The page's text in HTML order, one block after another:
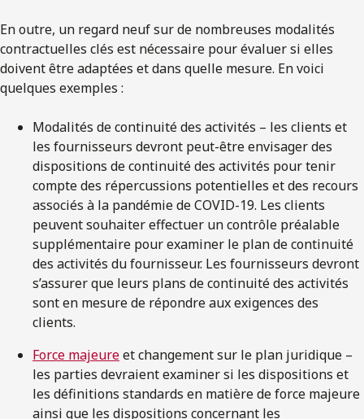
En outre, un regard neuf sur de nombreuses modalités
contractuelles clés est nécessaire pour évaluer si elles
doivent être adaptées et dans quelle mesure. En voici
quelques exemples :
Modalités de continuité des activités – les clients et
les fournisseurs devront peut-être envisager des
dispositions de continuité des activités pour tenir
compte des répercussions potentielles et des recours
associés à la pandémie de COVID-19. Les clients
peuvent souhaiter effectuer un contrôle préalable
supplémentaire pour examiner le plan de continuité
des activités du fournisseur. Les fournisseurs devront
s’assurer que leurs plans de continuité des activités
sont en mesure de répondre aux exigences des
clients.
Force majeureet changement sur le plan juridique –
les parties devraient examiner si les dispositions et
les définitions standards en matière de force majeure
ainsi que les dispositions concernant les